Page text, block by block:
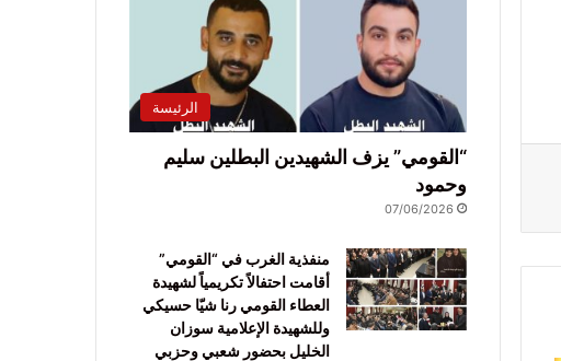
الرئيسة
“القومي” يزف الشهيدين البطلين سليم
وحمود
07/06/2026
منفذية الغرب في “القومي”
أقامت احتفالاً تكريمياً لشهيدة
العطاء القومي رنا شيّا حسيكي
وللشهيدة الإعلامية سوزان
الخليل بحضور شعبي وحزبي